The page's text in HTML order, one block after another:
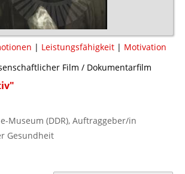
| Leistungsfähigkeit | Motivation
Film / Dokumentarfilm
Museum (DDR), Auftraggeber/in
Gesundheit